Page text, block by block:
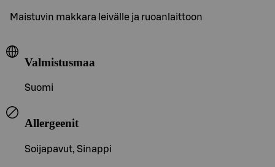
Maistuvin makkara leivälle ja ruoanlaittoon
Valmistusmaa
Suomi
Allergeenit
Soijapavut, Sinappi